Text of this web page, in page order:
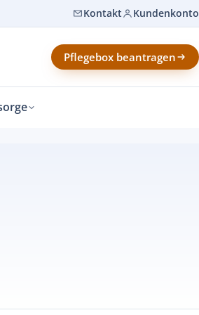
Kontakt Kundenkonto
Pflegebox beantragen